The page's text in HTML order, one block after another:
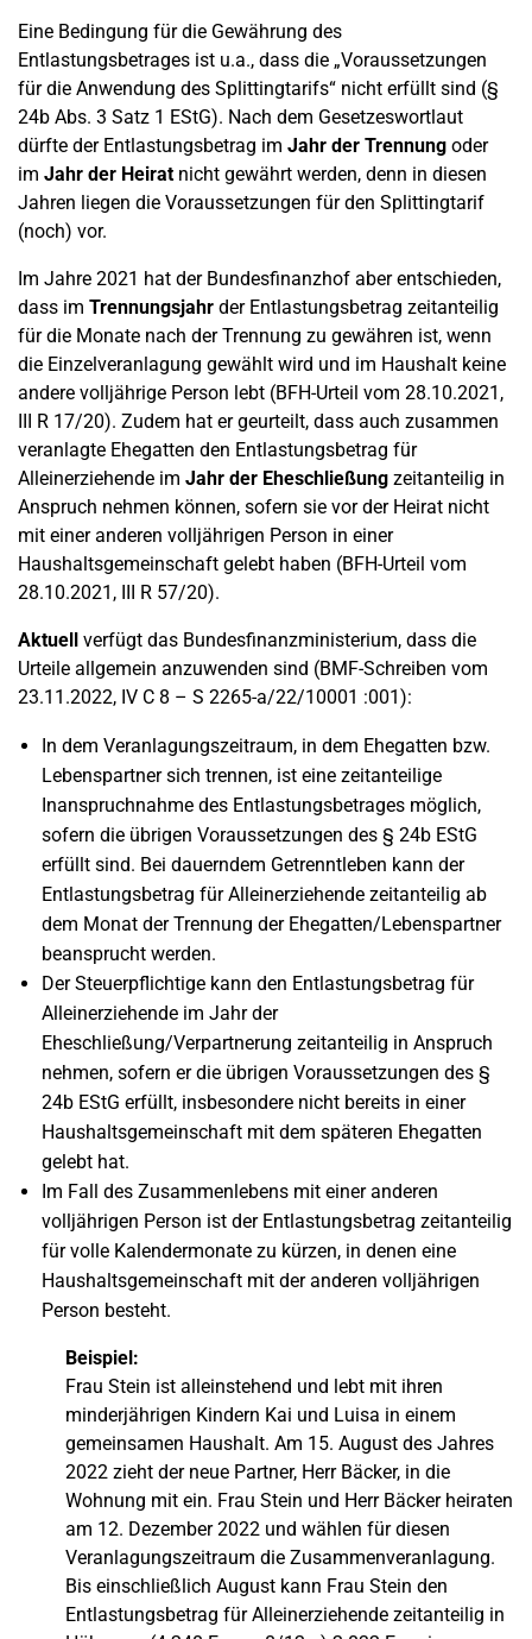
Eine Bedingung für die Gewährung des
Entlastungsbetrages ist u.a., dass die „Voraussetzungen
für die Anwendung des Splittingtarifs“ nicht erfüllt sind (§
24b Abs. 3 Satz 1 EStG). Nach dem Gesetzeswortlaut
dürfte der Entlastungsbetrag im Jahr der Trennung oder
im Jahr der Heiratnicht gewährt werden, denn in diesen
Jahren liegen die Voraussetzungen für den Splittingtarif
(noch) vor.
Im Jahre 2021 hat der Bundesfinanzhof aber entschieden,
dass im Trennungsjahr der Entlastungsbetrag zeitanteilig
für die Monate nach der Trennung zu gewähren ist, wenn
die Einzelveranlagung gewählt wird und im Haushalt keine
andere volljährige Person lebt (BFH-Urteil vom 28.10.2021,
III R 17/20). Zudem hat er geurteilt, dass auch zusammen
veranlagte Ehegatten den Entlastungsbetrag für
Alleinerziehende im Jahr der Eheschließung zeitanteilig in
Anspruch nehmen können, sofern sie vor der Heirat nicht
mit einer anderen volljährigen Person in einer
Haushaltsgemeinschaft gelebt haben (BFH-Urteil vom
28.10.2021, III R 57/20).
Aktuell verfügt das Bundesfinanzministerium, dass die
Urteile allgemein anzuwenden sind (BMF-Schreiben vom
23.11.2022, IV C 8 – S 2265-a/22/10001 :001):
In dem Veranlagungszeitraum, in dem Ehegatten bzw.
Lebenspartner sich trennen, ist eine zeitanteilige
Inanspruchnahme des Entlastungsbetrages möglich,
sofern die übrigen Voraussetzungen des § 24b EStG
erfüllt sind. Bei dauerndem Getrenntleben kann der
Entlastungsbetrag für Alleinerziehende zeitanteilig ab
dem Monat der Trennung der Ehegatten/Lebenspartner
beansprucht werden.
Der Steuerpflichtige kann den Entlastungsbetrag für
Alleinerziehende im Jahr der
Eheschließung/Verpartnerung zeitanteilig in Anspruch
nehmen, sofern er die übrigen Voraussetzungen des §
24b EStG erfüllt, insbesondere nicht bereits in einer
Haushaltsgemeinschaft mit dem späteren Ehegatten
gelebt hat.
Im Fall des Zusammenlebens mit einer anderen
volljährigen Person ist der Entlastungsbetrag zeitanteilig
für volle Kalendermonate zu kürzen, in denen eine
Haushaltsgemeinschaft mit der anderen volljährigen
Person besteht.
Beispiel:
Frau Stein ist alleinstehend und lebt mit ihren
minderjährigen Kindern Kai und Luisa in einem
gemeinsamen Haushalt. Am 15. August des Jahres
2022 zieht der neue Partner, Herr Bäcker, in die
Wohnung mit ein. Frau Stein und Herr Bäcker heiraten
am 12. Dezember 2022 und wählen für diesen
Veranlagungszeitraum die Zusammenveranlagung.
Bis einschließlich August kann Frau Stein den
Entlastungsbetrag für Alleinerziehende zeitanteilig in